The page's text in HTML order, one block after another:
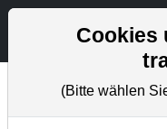
Chartanalysen
Cookies
(Bitte wählen